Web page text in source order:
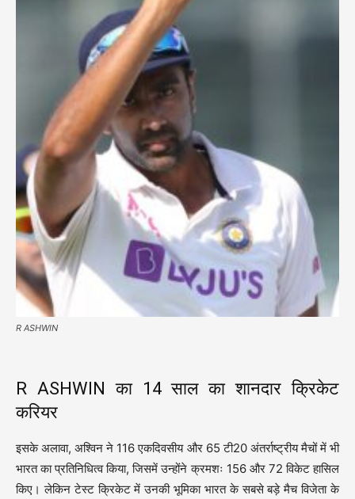
R ASHWIN
R ASHWIN का 14 साल का शानदार क्रिकेट
करियर
इसके अलावा, अश्विन ने 116 एकदिवसीय और 65 टी20 अंतर्राष्ट्रीय मैचों में भी
भारत का प्रतिनिधित्व किया, जिसमें उन्होंने क्रमशः 156 और 72 विकेट हासिल
किए। लेकिन टेस्ट क्रिकेट में उनकी भूमिका भारत के सबसे बड़े मैच विजेता के